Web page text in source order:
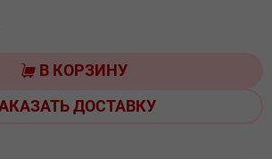
В КОРЗИНУ
ДОСТАВКУ